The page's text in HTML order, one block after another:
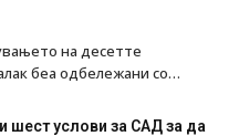
на десетте
беа одбележани со…
шест услови за САД за да